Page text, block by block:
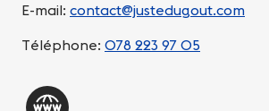
E-mail: contact@justedugout.com
Téléphone: 078 223 97 05